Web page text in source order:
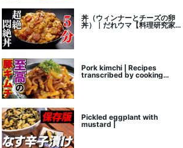
丼（ウィンナーとチーズの卵
丼）｜だれウマ【料理研究家】
Pork kimchi | Recipes
transcribed by cooking
researcher Ryuji's Buzz
Pickled eggplant with
mustard |